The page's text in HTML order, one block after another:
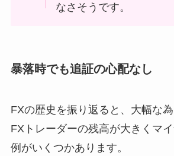
なさそうです。
暴落時でも追証の心配なし
FXの歴史を振り返ると、大幅な
FXトレーダーの残高が大きくマ
例がいくつかあります。